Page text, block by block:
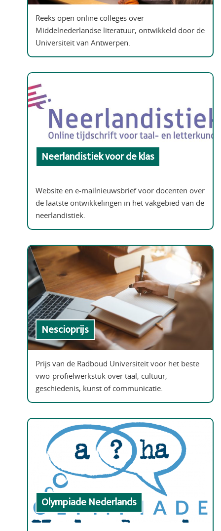
Reeks open online colleges over
Middelnederlandse literatuur, ontwikkeld door de
Universiteit van Antwerpen.
Neerlandistiek voor de klas
Website en e-mailnieuwsbrief voor docenten over
de laatste ontwikkelingen in het vakgebied van de
neerlandistiek.
Nescioprijs
Prijs van de Radboud Universiteit voor het beste
vwo-profielwerkstuk over taal, cultuur,
geschiedenis, kunst of communicatie.
Olympiade Nederlands